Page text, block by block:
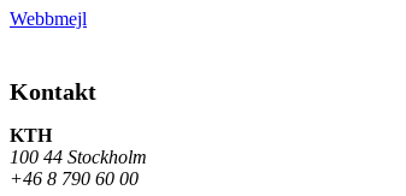
Webbmejl
Kontakt
KTH
100 44 Stockholm
+46 8 790 60 00